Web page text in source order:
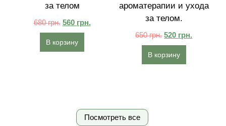
за телом
680грн. 560 грн.
В корзину
ароматерапии и ухода
за телом.
650грн. 520 грн.
В корзину
Посмотреть все